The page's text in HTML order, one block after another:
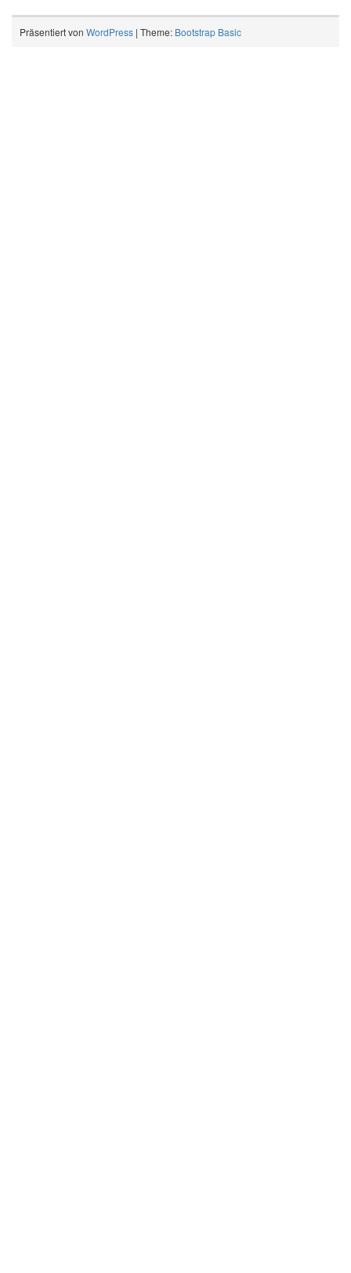
Präsentiert von WordPress | Theme: Bootstrap Basic